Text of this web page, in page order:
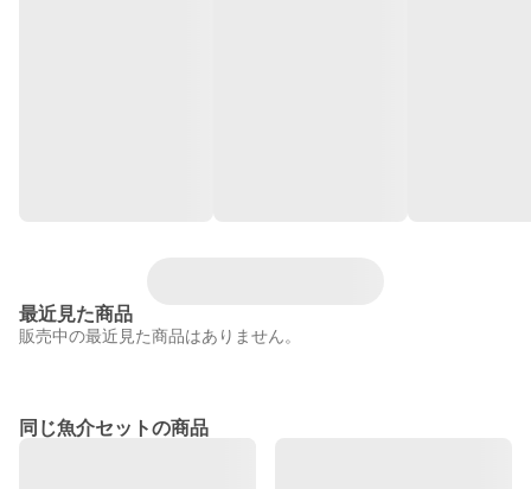
最近見た商品
販売中の最近見た商品はありません。
同じ魚介セットの商品